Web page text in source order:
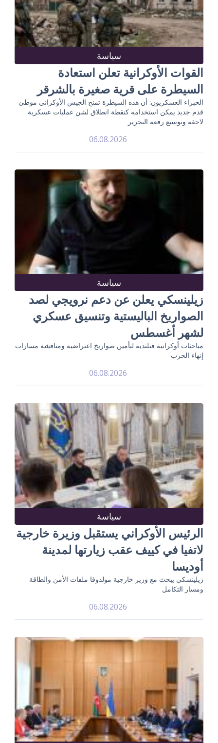
سياسة
القوات الأوكرانية تعلن استعادة
السيطرة على قرية صغيرة بالشرقر
الخبراء العسكريون: أن هذه السيطرة تمنح الجيش الأوكراني موطئ
قدم جديد يمكن استخدامه كنقطة انطلاق لشن عمليات عسكرية
لاحقة وتوسيع رقعة التحرير
06.08.2026
سياسة
زيلينسكي يعلن عن دعم نرويجي لصد
الصواريخ الباليستية وتنسيق عسكري
لشهر أغسطس
مباحثات أوكرانية فنلندية لتأمين صواريخ اعتراضية ومناقشة مسارات
إنهاء الحرب
06.08.2026
سياسة
الرئيس الأوكراني يستقبل وزيرة خارجية
لاتفيا في كييف عقب زيارتها لمدينة
أوديسا
زيلينسكي يبحث مع وزير خارجية مولدوفا ملفات الأمن والطاقة
ومسار التكامل
06.08.2026